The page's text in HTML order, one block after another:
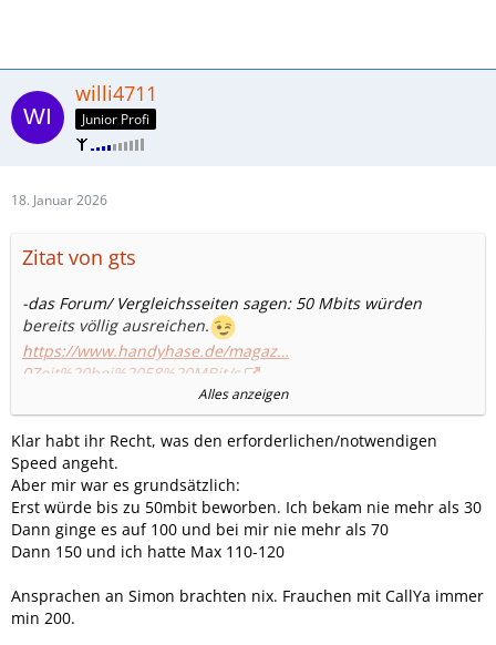
willi4711
Junior Profi
18. Januar 2026
Zitat von gts
-das Forum/ Vergleichsseiten sagen: 50 Mbits würden
bereits völlig ausreichen.
https://www.handyhase.de/magaz…
0Zeit%20bei%2058%20MBit/s
-Simonmobile aktuell: 150 Mbits durchgehend /unter
Discountern formell bereits am schnellsten.?!
-Fraenk:50 Mbits,/Aldi talk: bis 150 Mbits,je nach Tarif.
-die meisten Discounter wohl 50 Mbits?!
Alles anzeigen
Klar habt ihr Recht, was den erforderlichen/notwendigen
Speed angeht.
Aber mir war es grundsätzlich:
Erst würde bis zu 50mbit beworben. Ich bekam nie mehr als 30
Dann ginge es auf 100 und bei mir nie mehr als 70
Dann 150 und ich hatte Max 110-120
Ansprachen an Simon brachten nix. Frauchen mit CallYa immer
min 200.